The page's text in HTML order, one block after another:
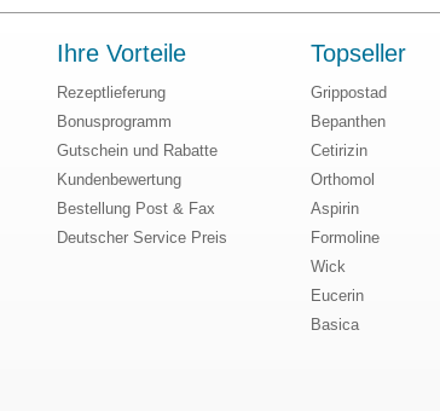
Ihre Vorteile
Rezeptlieferung
Bonusprogramm
Gutschein und Rabatte
Kundenbewertung
Bestellung Post & Fax
Deutscher Service Preis
Topseller
Grippostad
Bepanthen
Cetirizin
Orthomol
Aspirin
Formoline
Wick
Eucerin
Basica